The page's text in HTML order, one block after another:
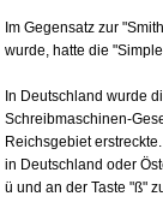
Im Gegensatz zur
wurde, hatte die
In Deutschland wurde
Schreibmaschinen-
Reichsgebiet
in Deutschland oder
ü und an der Taste "ß"